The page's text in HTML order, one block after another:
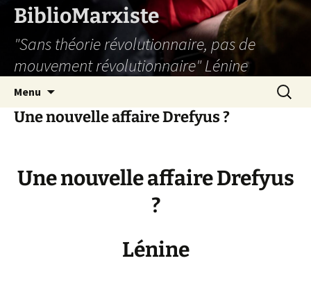
Aller
contenu
BiblioMarxiste
"Sans théorie révolutionnaire, pas de
mouvement révolutionnaire" Lénine
Menu
Une nouvelle affaire Drefyus ?
Une nouvelle affaire Drefyus
?
Lénine